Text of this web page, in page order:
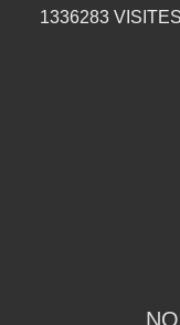
1336283VISITES